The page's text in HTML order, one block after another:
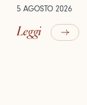
5 AGOSTO 2026
Leggi